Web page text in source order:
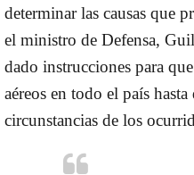
determinar las causas que
el ministro de Defensa,
dado instrucciones para
aéreos en todo el país hasta
circunstancias de los